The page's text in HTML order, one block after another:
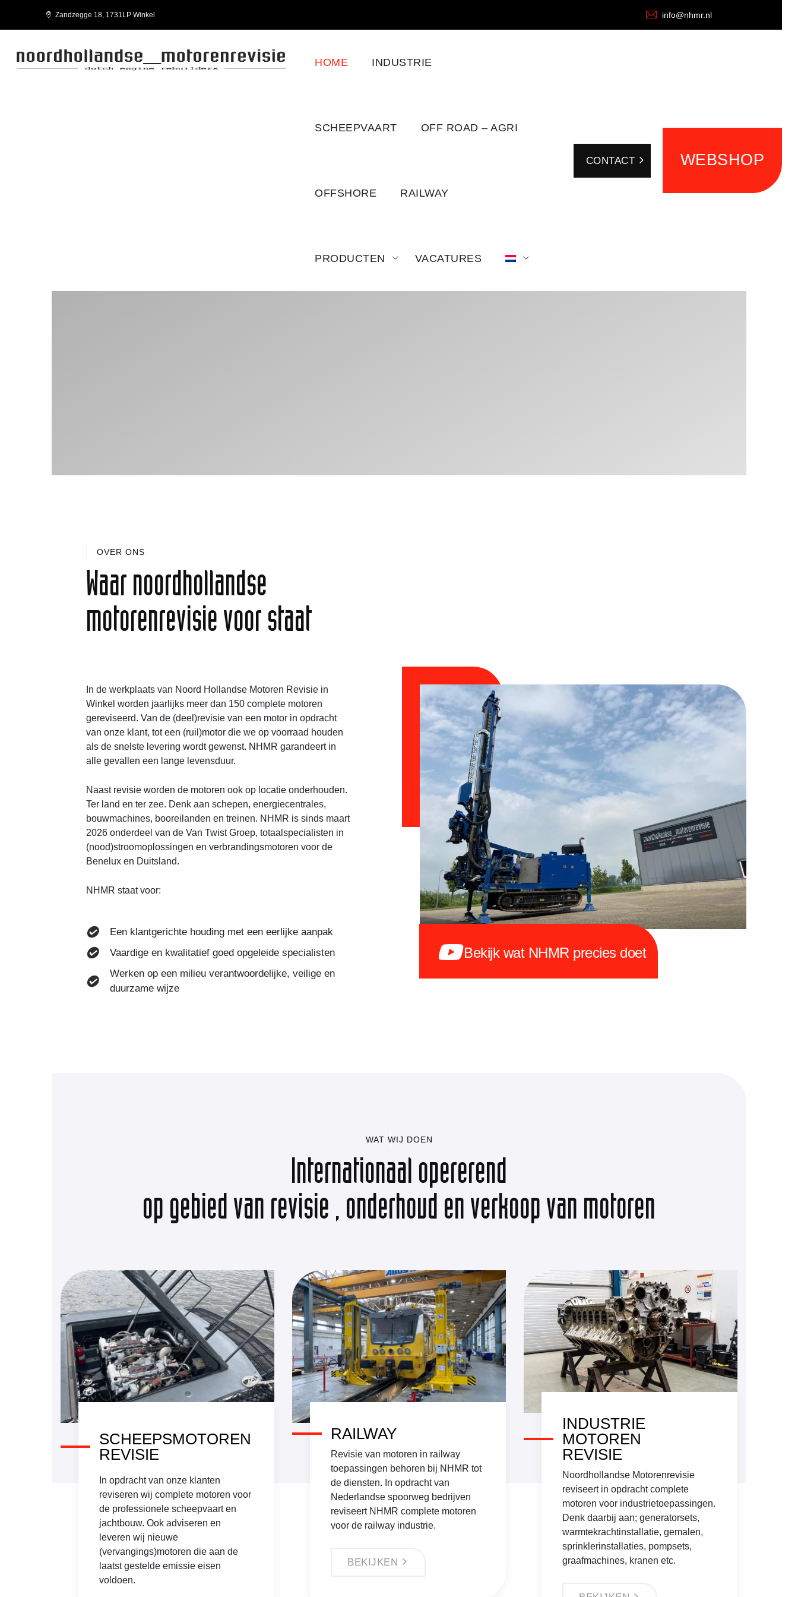
Zandzegge 18, 1731LP Winkel info@nhmr.nl
HOME INDUSTRIE
SCHEEPVAART OFF ROAD – AGRI
OFFSHORE RAILWAY
PRODUCTEN VACATURES
CONTACT WEBSHOP
OVER ONS
Waar noordhollandse
motorenrevisie voor staat
In de werkplaats van Noord Hollandse Motoren Revisie in
Winkel worden jaarlijks meer dan 150 complete motoren
gereviseerd. Van de (deel)revisie van een motor in opdracht
van onze klant, tot een (ruil)motor die we op voorraad houden
als de snelste levering wordt gewenst. NHMR garandeert in
alle gevallen een lange levensduur.
Naast revisie worden de motoren ook op locatie onderhouden.
Ter land en ter zee. Denk aan schepen, energiecentrales,
bouwmachines, booreilanden en treinen. NHMR is sinds maart
2026 onderdeel van de Van Twist Groep, totaalspecialisten in
(nood)stroomoplossingen en verbrandingsmotoren voor de
Benelux en Duitsland.
NHMR staat voor:
Een klantgerichte houding met een eerlijke aanpak
Vaardige en kwalitatief goed opgeleide specialisten
Werken op een milieu verantwoordelijke, veilige en
duurzame wijze
Bekijk wat NHMR precies doet
WAT WIJ DOEN
Internationaal opererend
op gebied van revisie , onderhoud en verkoop van motoren
SCHEEPSMOTOREN
REVISIE
In opdracht van onze klanten
reviseren wij complete motoren voor
de professionele scheepvaart en
jachtbouw. Ook adviseren en
leveren wij nieuwe
(vervangings)motoren die aan de
laatst gestelde emissie eisen
voldoen.
RAILWAY
Revisie van motoren in railway
toepassingen behoren bij NHMR tot
de diensten. In opdracht van
Nederlandse spoorweg bedrijven
reviseert NHMR complete motoren
voor de railway industrie.
BEKIJKEN
INDUSTRIE
MOTOREN
REVISIE
Noordhollandse Motorenrevisie
reviseert in opdracht complete
motoren voor industrietoepassingen.
Denk daarbij aan; generatorsets,
warmtekrachtinstallatie, gemalen,
sprinklerinstallaties, pompsets,
graafmachines, kranen etc.